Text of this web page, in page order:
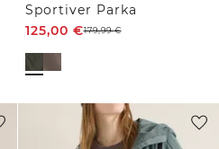
Sportiver Parka
125,00 €179,99€